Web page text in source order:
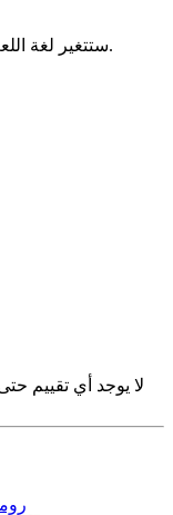
ستتغير لغة اللعب فقط - وستظل لغة المتصفح لديك كما هي.
لا يوجد أي تقييم